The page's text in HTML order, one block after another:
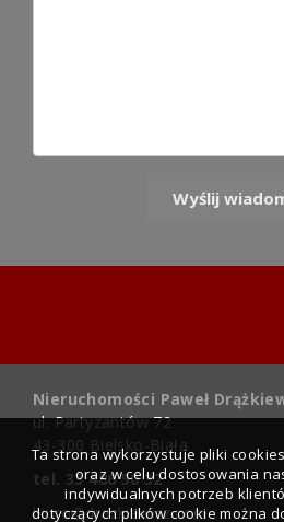
Nieruchomości Paweł
ul. Partyzantów 72
43-300 Bielsko-Biała
tel. 33 486 50 32
biuro@drazkiewicz.com
Ta strona wykorzystuje pliki
oraz w celu dostosowania
indywidualnych potrzeb
dotyczących plików cookie można